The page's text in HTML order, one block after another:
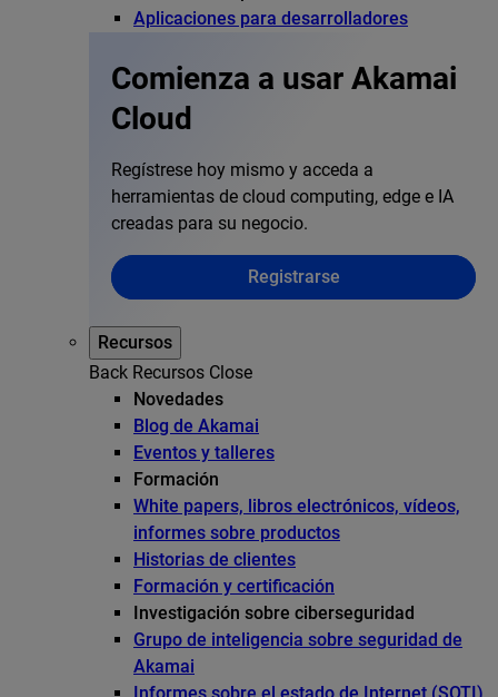
Aplicaciones para desarrolladores
Comienza a usar Akamai
Cloud
Regístrese hoy mismo y acceda a
herramientas de cloud computing, edge e IA
creadas para su negocio.
Registrarse
Recursos
Back Recursos Close
Novedades
Blog de Akamai
Eventos y talleres
Formación
White papers, libros electrónicos, vídeos,
informes sobre productos
Historias de clientes
Formación y certificación
Investigación sobre ciberseguridad
Grupo de inteligencia sobre seguridad de
Akamai